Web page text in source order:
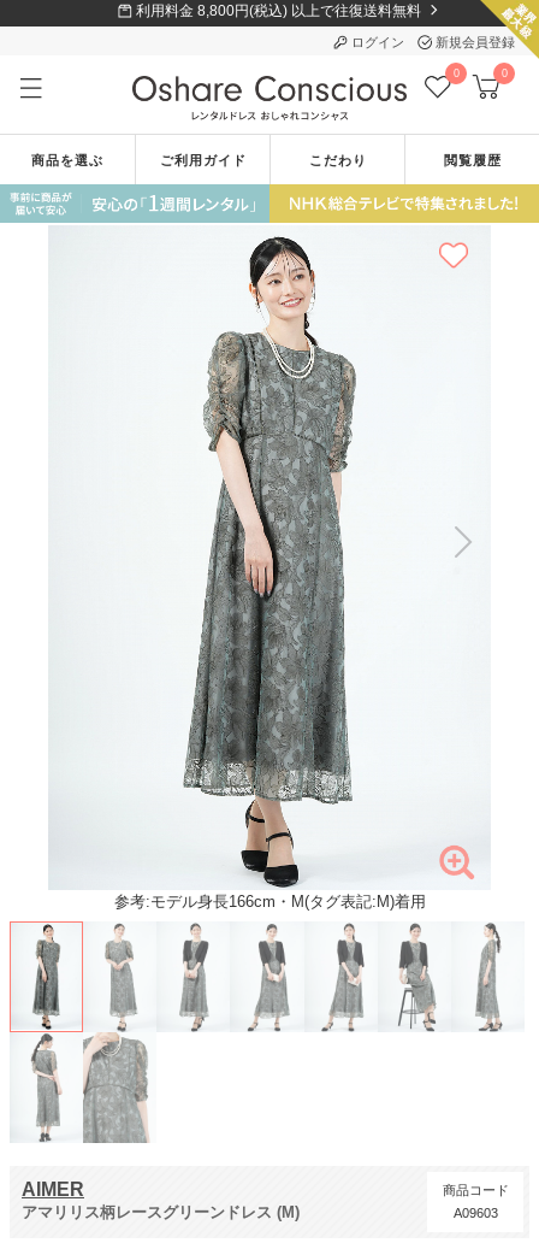
利用料金 8,800円(税込) 以上で往復送料無料
ログイン 新規会員登録
0 0
商品を選ぶ ご利用ガイド こだわり 閲覧履歴
参考:モデル身長166cm・M(タグ表記:M)着用
AIMER
アマリリス柄レースグリーンドレス (M)
商品コード
A09603